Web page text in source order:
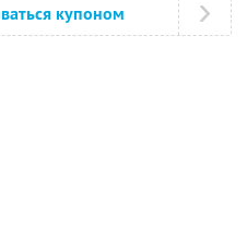
купоном